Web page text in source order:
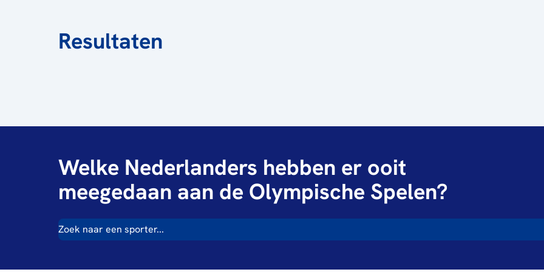
Resultaten
Welke Nederlanders hebben er ooit
meegedaan aan de Olympische Spelen?